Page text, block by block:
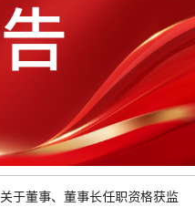
于董事、董事长任职资格获监